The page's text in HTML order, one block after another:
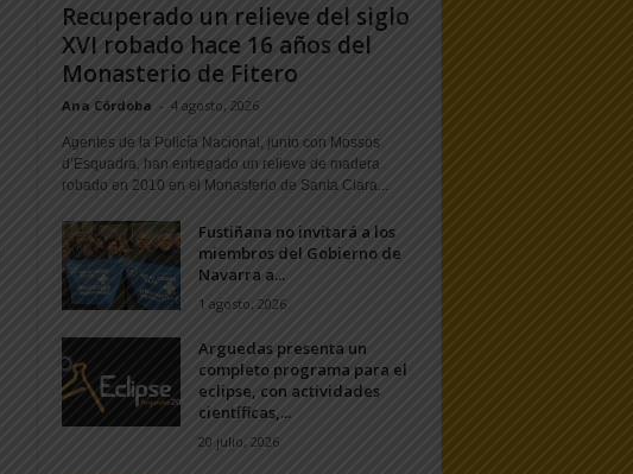
Recuperado un relieve del siglo
XVI robado hace 16 años del
Monasterio de Fitero
Ana Córdoba - 4 agosto, 2026
Agentes de la Policía Nacional, junto con Mossos
d’Esquadra, han entregado un relieve de madera
robado en 2010 en el Monasterio de Santa Clara...
Fustiñana no invitará a los
miembros del Gobierno de
Navarra a...
1 agosto, 2026
Arguedas presenta un
completo programa para el
eclipse, con actividades
científicas,...
20 julio, 2026